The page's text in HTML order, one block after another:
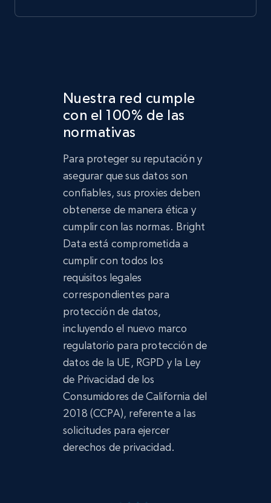
Nuestra red cumple
con el 100% de las
normativas
Para proteger su reputación y
asegurar que sus datos son
confiables, sus proxies deben
obtenerse de manera ética y
cumplir con las normas. Bright
Data está comprometida a
cumplir con todos los
requisitos legales
correspondientes para
protección de datos,
incluyendo el nuevo marco
regulatorio para protección de
datos de la UE, RGPD y la Ley
de Privacidad de los
Consumidores de California del
2018 (CCPA), referente a las
solicitudes para ejercer
derechos de privacidad.